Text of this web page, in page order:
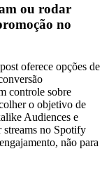
ou rodar
no
oferece opções de
controle sobre
o objetivo de
Audiences e
streams no Spotify
não para